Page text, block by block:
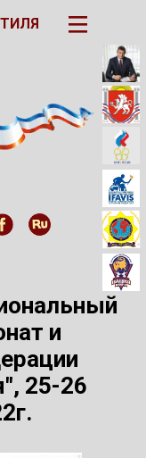
III
и
25-26